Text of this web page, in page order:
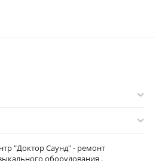
"Доктор Саунд" - ремонт
оборудования .